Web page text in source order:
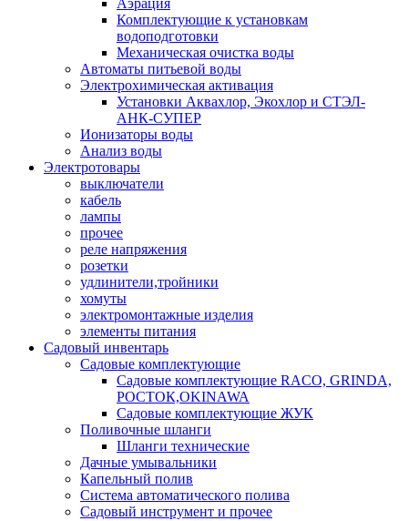
Аэрация
Комплектующие к установкам
водоподготовки
Механическая очистка воды
Автоматы питьевой воды
Электрохимическая активация
Установки Аквахлор, Экохлор и СТЭЛ-
АНК-СУПЕР
Ионизаторы воды
Анализ воды
Электротовары
выключатели
кабель
лампы
прочее
реле напряжения
розетки
удлинители,тройники
хомуты
электромонтажные изделия
элементы питания
Садовый инвентарь
Садовые комплектующие
Садовые комплектующие RACO, GRINDA,
РОСТОК,OKINAWA
Садовые комплектующие ЖУК
Поливочные шланги
Шланги технические
Дачные умывальники
Капельный полив
Система автоматического полива
Садовый инструмент и прочее